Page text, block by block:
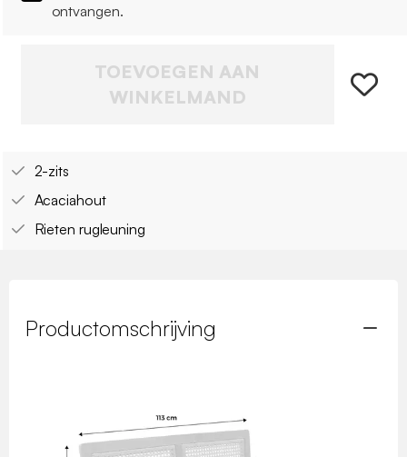
ontvangen.
TOEVOEGEN AAN
WINKELMAND
2-zits
Acaciahout
Rieten rugleuning
Productomschrijving